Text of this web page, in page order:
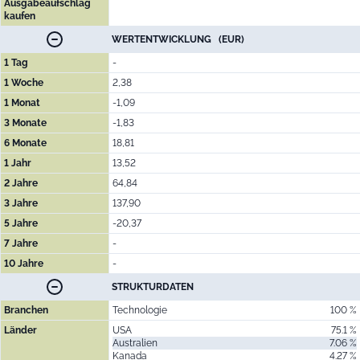
Ausgabeaufschlag
kaufen
WERTENTWICKLUNG (EUR)
1 Tag
-
1 Woche
2,38
1 Monat
-1,09
3 Monate
-1,83
6 Monate
18,81
1 Jahr
13,52
2 Jahre
64,84
3 Jahre
137,90
5 Jahre
-20,37
7 Jahre
-
10 Jahre
-
STRUKTURDATEN
Branchen Technologie
100 %
Länder
USA
75.1 %
Australien
7.06 %
Kanada
4.27 %